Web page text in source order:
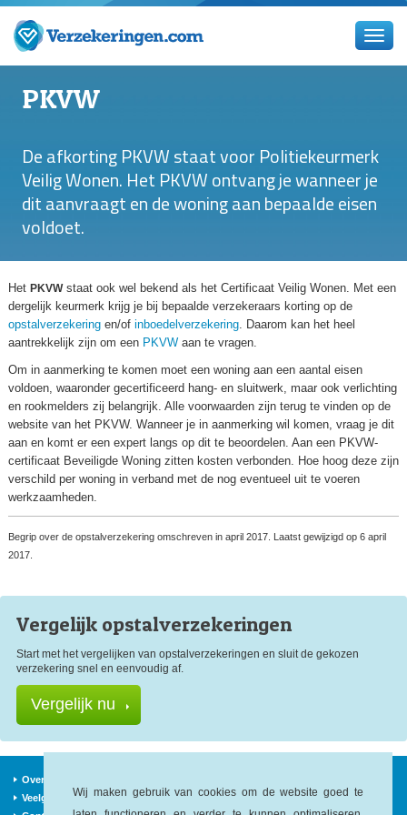
Wij maken gebruik van cookies om de website goed te
PKVW
De afkorting PKVW staat voor Politiekeurmerk
Veilig Wonen. Het PKVW ontvang je wanneer je
dit aanvraagt en de woning aan bepaalde eisen
voldoet.
Het PKVWstaat ook wel bekend als het Certificaat Veilig Wonen. Met een
dergelijk keurmerk krijg je bij bepaalde verzekeraars korting op de
opstalverzekering en/of inboedelverzekering. Daarom kan het heel
aantrekkelijk zijn om een PKVW aan te vragen.
Om in aanmerking te komen moet een woning aan een aantal eisen
voldoen, waaronder gecertificeerd hang- en sluitwerk, maar ook verlichting
en rookmelders zij belangrijk. Alle voorwaarden zijn terug te vinden op de
website van het PKVW. Wanneer je in aanmerking wil komen, vraag je dit
aan en komt er een expert langs op dit te beoordelen. Aan een PKVW-
certificaat Beveiligde Woning zitten kosten verbonden. Hoe hoog deze zijn
verschild per woning in verband met de nog eventueel uit te voeren
werkzaamheden.
Begrip over de opstalverzekering omschreven in april 2017. Laatst gewijzigd op 6 april
2017.
Vergelijk opstalverzekeringen
Start met het vergelijken van opstalverzekeringen en sluit de gekozen
verzekering snel en eenvoudig af.
Vergelijk nu
Over ons
Veelgestelde vragen
Begrippen
Sitemap